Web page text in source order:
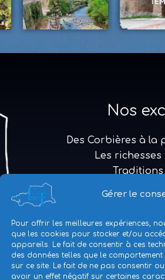
Gérer le
Pour offrir les meilleures expériences,
que les cookies pour stocker et/ou
appareils. Le fait de consentir à ces
des données telles que le
sur ce site. Le fait de ne pas consentir
avoir un effet négatif sur certaines
Nos
Des Corbières à la
Les
Traditions
Une
Hors